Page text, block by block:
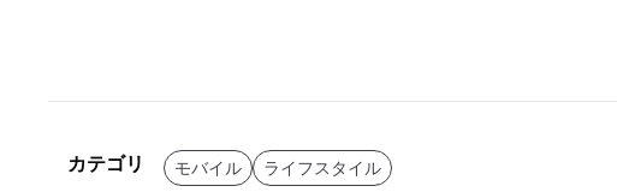
カテゴリ モバイル ライフスタイル